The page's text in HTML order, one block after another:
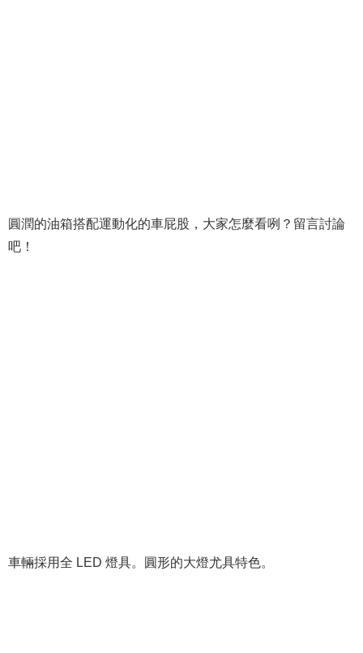
圓潤的油箱搭配運動化的車屁股，大家怎麼看咧？留言討論
吧！
車輛採用全 LED 燈具。圓形的大燈尤具特色。